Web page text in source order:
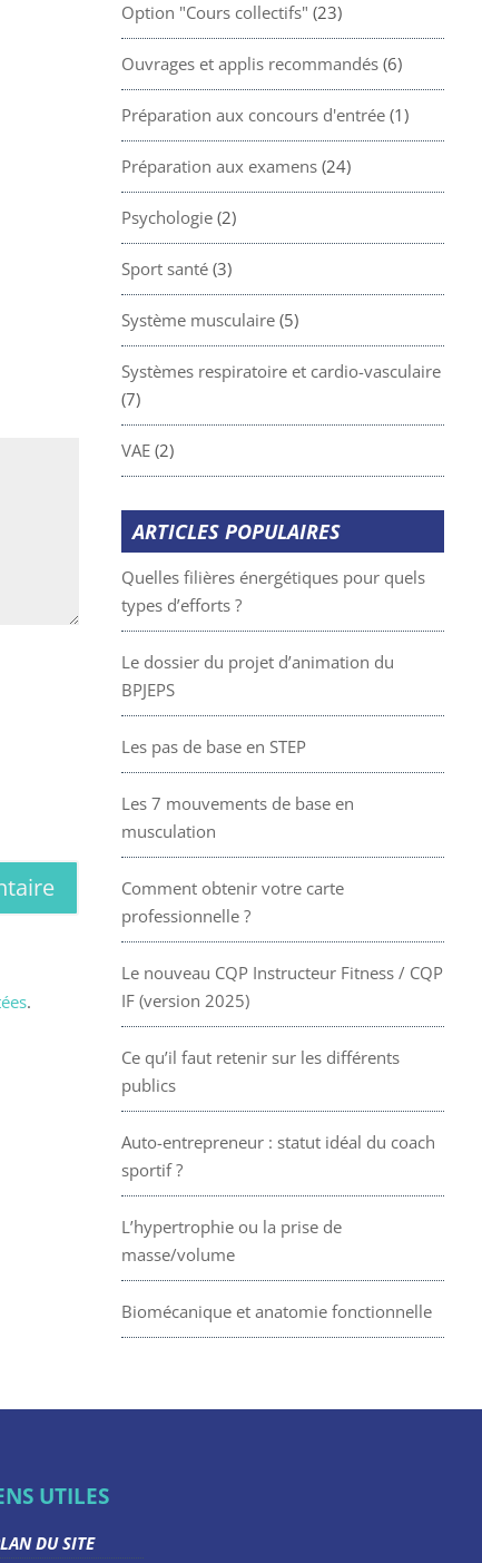
.
Option "Cours collectifs" (23)
Ouvrages et applis recommandés(6)
Préparation aux concours d'entrée(1)
Préparation aux examens(24)
Psychologie(2)
Sport santé(3)
Système musculaire(5)
Systèmes respiratoire et cardio-vasculaire
(7)
VAE(2)
ARTICLES POPULAIRES
Quelles filières énergétiques pour quels
types d’efforts ?
Le dossier du projet d’animation du
BPJEPS
Les pas de base en STEP
Les 7 mouvements de base en
musculation
Comment obtenir votre carte
professionnelle ?
Le nouveau CQP Instructeur Fitness / CQP
IF (version 2025)
Ce qu’il faut retenir sur les différents
publics
Auto-entrepreneur : statut idéal du coach
sportif ?
L’hypertrophie ou la prise de
masse/volume
Biomécanique et anatomie fonctionnelle
UTILES
DU SITE